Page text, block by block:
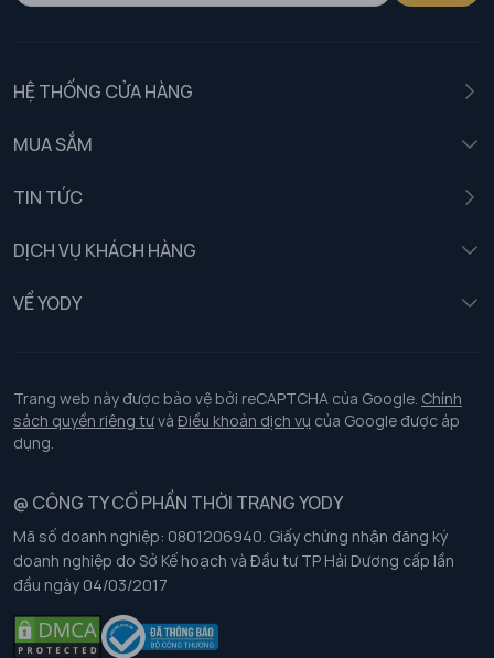
HỆ THỐNG CỬA HÀNG
MUA SẮM
TIN TỨC
DỊCH VỤ KHÁCH HÀNG
Chính sách khách hàng thân thiết
Chính sách bảo vệ dữ liệu cá nhân
Chính sách thanh toán, giao nhận
Chính sách chất lượng và an toàn sức khoẻ nghề nghiệp
Chính sách đơn đồng phục
Hướng dẫn chọn kích thước
VỀ YODY
Tuyển dụng
Trang web này được bảo vệ bởi reCAPTCHA của Google. Chính
sách quyền riêng tưvà Điều khoản dịch vụ của Google được áp
dụng.
@ CÔNG TY CỔ PHẦN THỜI TRANG YODY
Mã số doanh nghiệp: 0801206940. Giấy chứng nhận đăng ký
doanh nghiệp do Sở Kế hoạch và Đầu tư TP Hải Dương cấp lần
đầu ngày 04/03/2017